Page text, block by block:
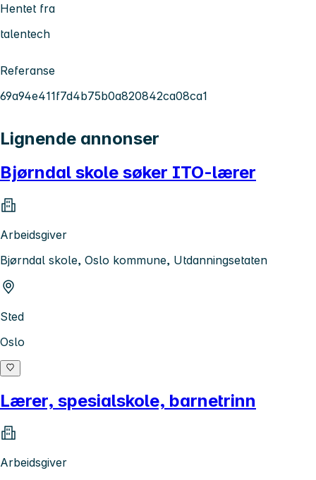
Hentet fra
talentech
Referanse
69a94e411f7d4b75b0a820842ca08ca1
Lignende annonser
Bjørndal skole søker ITO-lærer
Arbeidsgiver
Bjørndal skole, Oslo kommune, Utdanningsetaten
Sted
Oslo
Lærer, spesialskole, barnetrinn
Arbeidsgiver